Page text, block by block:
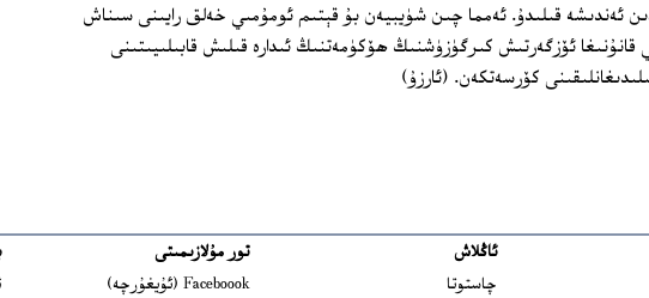
ئەندىشە قىلىدۇ. ئەمما چىن شۈيبيەن بۇ قېتىم ئومۇمىي خەلق رايىنى سىناش
قانۇنىغا ئۆزگەرتىش كىرگۈزۈشنىڭ ھۆكۈمەتنىڭ ئىدارە قىلىش قابىلىيىتىنى
كۆرسەتكەن. (ئارزۇ)
ئاڭلاش
چاستوتا
تور مۇلازىمىتى
Faceboook (ئۇيغۇرچە)
in new window